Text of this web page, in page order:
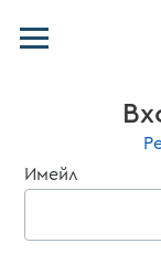
Категории
Имейл